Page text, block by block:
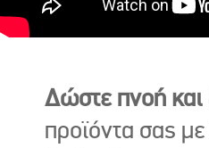
Δώστε πνοή
προϊόντα σας με